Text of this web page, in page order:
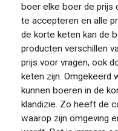
boer elke boer de prijs
te accepteren en alle
de korte keten kan de
producten verschillen
prijs voor vragen, ook
keten zijn. Omgekeerd
kunnen boeren in de
klandizie. Zo heeft de
waarop zijn omgeving